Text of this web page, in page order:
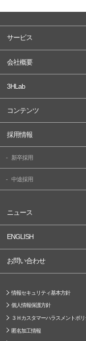
サービス
会社概要
3HLab
コンテンツ
採用情報
新卒採用
中途採用
ニュース
ENGLISH
お問い合わせ
情報セキュリティ基本方針
個人情報保護方針
３Ｈカスタマーハラスメントポリ
匿名加工情報